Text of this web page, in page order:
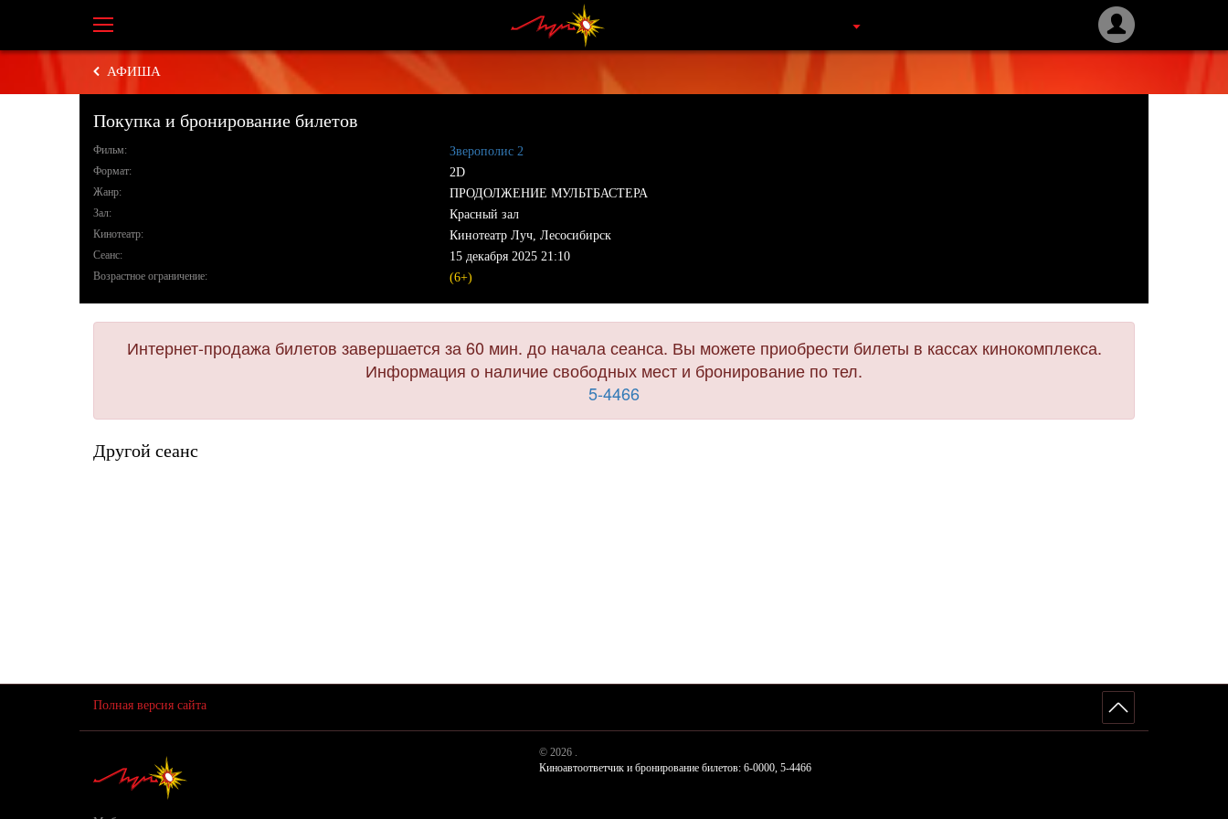
АФИША
Покупка и бронирование билетов
Фильм:
Формат:
Жанр:
Зал:
Кинотеатр:
Сеанс:
Возрастное ограничение:
Зверополис 2
2D
ПРОДОЛЖЕНИЕ МУЛЬТБАСТЕРА
Красный зал
Кинотеатр Луч, Лесосибирск
15 декабря 2025 21:10
(6+)
Интернет-продажа билетов завершается за 60 мин. до начала сеанса. Вы можете приобрести билеты в кассах кинокомплекса.
Информация о наличие свободных мест и бронирование по тел.
5-4466
Другой сеанс
Полная версия сайта
© 2026 .
Киноавтоответчик и бронирование билетов: 6-0000, 5-4466